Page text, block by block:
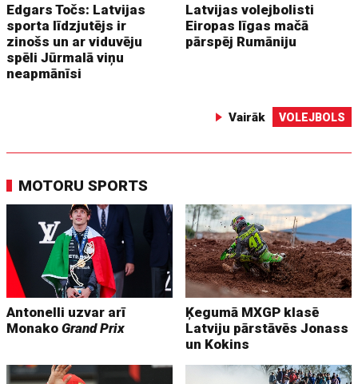
Edgars Točs: Latvijas
sporta līdzjutējs ir
zinošs un ar viduvēju
spēli Jūrmalā viņu
neapmānīsi
Latvijas volejbolisti
Eiropas līgas mačā
pārspēj Rumāniju
Vairāk VOLEJBOLS
MOTORU SPORTS
Antonelli uzvar arī
MonakoGrand Prix
Ķegumā MXGP klasē
Latviju pārstāvēs Jonass
un Kokins